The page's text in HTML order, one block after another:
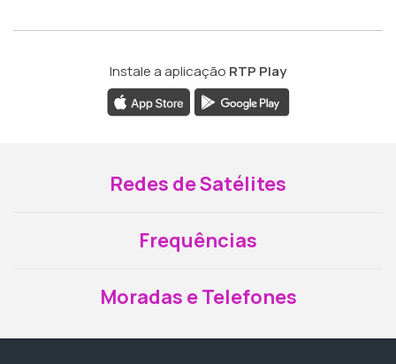
Instale a aplicação RTP Play
Redes de Satélites
Frequências
Moradas e Telefones